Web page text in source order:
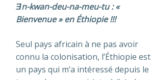
Ǝn-kwan-deu-na-meu-tu : «
Bienvenue » en Éthiopie !!!
Seul pays africain à ne pas avoir
connu la colonisation, l’Éthiopie est
un pays qui m’a intéressé depuis le